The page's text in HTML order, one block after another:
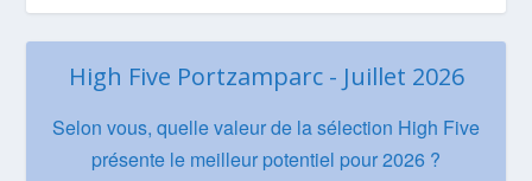
High Five Portzamparc - Juillet 2026
Selon vous, quelle valeur de la sélection High Five
présente le meilleur potentiel pour 2026 ?